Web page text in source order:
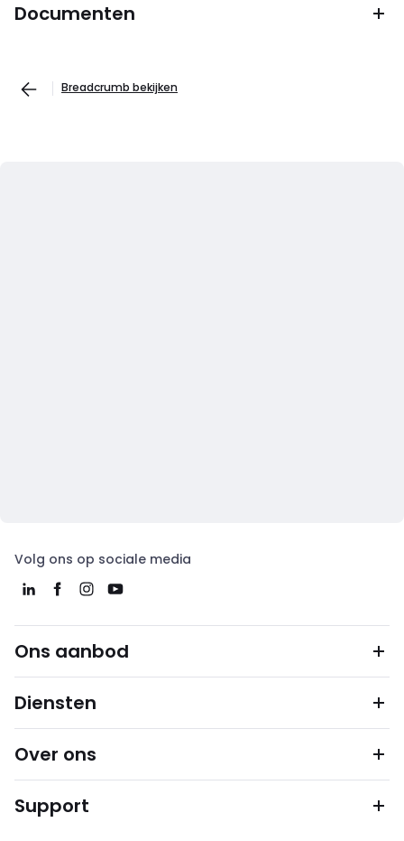
Documenten
Breadcrumb bekijken
Volg ons op sociale media
Ons aanbod
Diensten
Over ons
Support